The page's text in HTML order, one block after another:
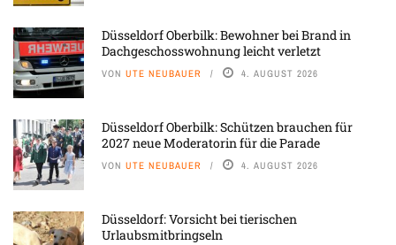
Düsseldorf Oberbilk: Bewohner bei Brand in
Dachgeschosswohnung leicht verletzt
VON UTE NEUBAUER 4. AUGUST 2026
Düsseldorf Oberbilk: Schützen brauchen für
2027 neue Moderatorin für die Parade
VON UTE NEUBAUER 4. AUGUST 2026
Düsseldorf: Vorsicht bei tierischen
Urlaubsmitbringseln